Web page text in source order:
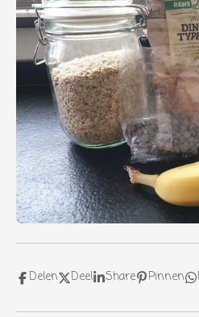
Delen Deel Share Pinnen